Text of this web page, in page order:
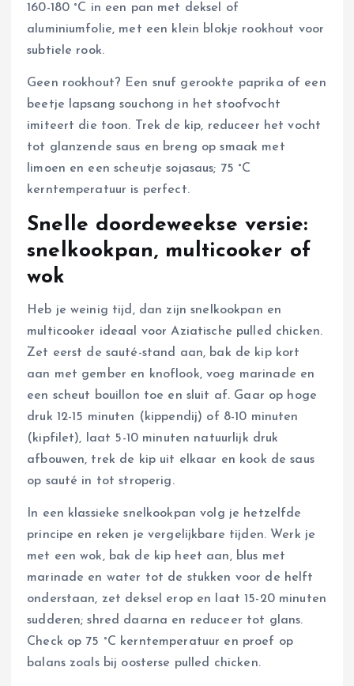
160-180 °C in een pan met deksel of
aluminiumfolie, met een klein blokje rookhout voor
subtiele rook.
Geen rookhout? Een snuf gerookte paprika of een
beetje lapsang souchong in het stoofvocht
imiteert die toon. Trek de kip, reduceer het vocht
tot glanzende saus en breng op smaak met
limoen en een scheutje sojasaus; 75 °C
kerntemperatuur is perfect.
Snelle doordeweekse versie:
snelkookpan, multicooker of
wok
Heb je weinig tijd, dan zijn snelkookpan en
multicooker ideaal voor Aziatische pulled chicken.
Zet eerst de sauté-stand aan, bak de kip kort
aan met gember en knoflook, voeg marinade en
een scheut bouillon toe en sluit af. Gaar op hoge
druk 12-15 minuten (kippendij) of 8-10 minuten
(kipfilet), laat 5-10 minuten natuurlijk druk
afbouwen, trek de kip uit elkaar en kook de saus
op sauté in tot stroperig.
In een klassieke snelkookpan volg je hetzelfde
principe en reken je vergelijkbare tijden. Werk je
met een wok, bak de kip heet aan, blus met
marinade en water tot de stukken voor de helft
onderstaan, zet deksel erop en laat 15-20 minuten
sudderen; shred daarna en reduceer tot glans.
Check op 75 °C kerntemperatuur en proef op
balans zoals bij oosterse pulled chicken.